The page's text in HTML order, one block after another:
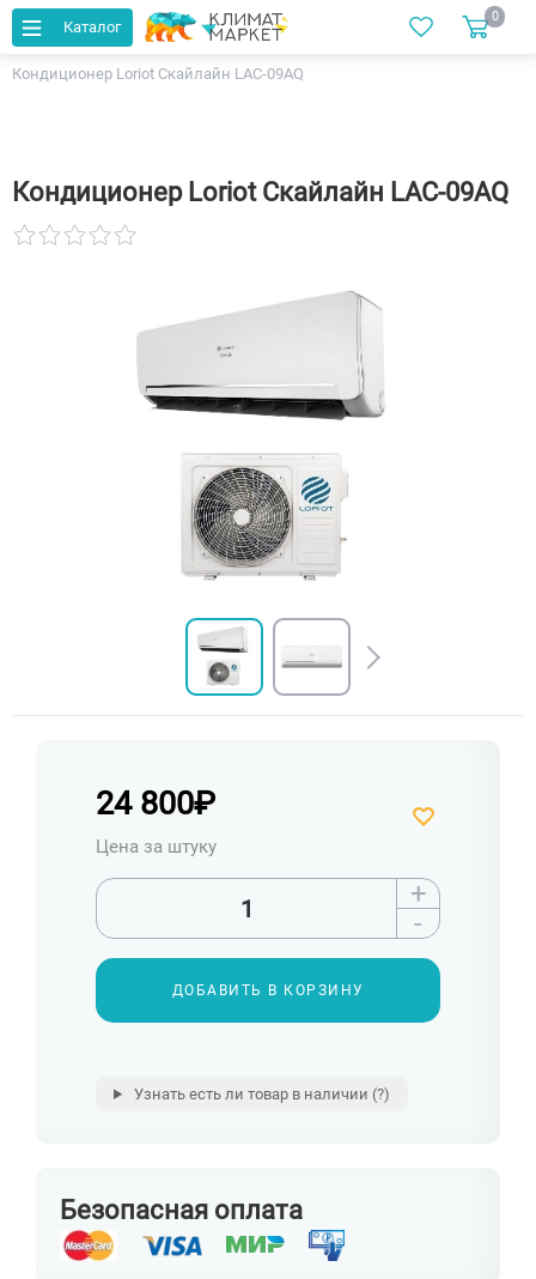
Каталог
0
Главная Каталог
Кондиционеры
Кондиционер Loriot Скайлайн LAC-09AQ
Кондиционер Loriot Скайлайн LAC-09AQ
24 800₽
Цена за штуку
+
-
ДОБАВИТЬ В КОРЗИНУ
Узнать есть ли товар в наличии (?)
Безопасная оплата